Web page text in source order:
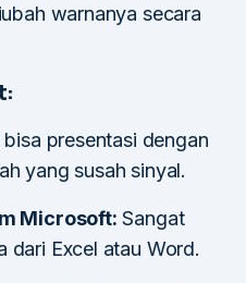
warnanya secara
bisa presentasi dengan
yang susah sinyal.
Microsoft: Sangat
dari Excel atau Word.